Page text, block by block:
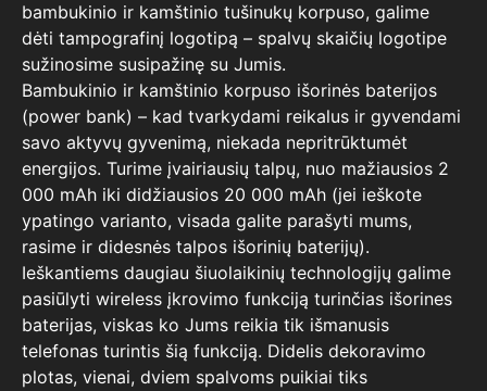
bambukinio ir kamštinio tušinukų korpuso, galime
dėti tampografinį logotipą – spalvų skaičių logotipe
sužinosime susipažinę su Jumis.
Bambukinio ir kamštinio korpuso išorinės baterijos
(power bank) – kad tvarkydami reikalus ir gyvendami
savo aktyvų gyvenimą, niekada nepritrūktumėt
energijos. Turime įvairiausių talpų, nuo mažiausios 2
000 mAh iki didžiausios 20 000 mAh (jei ieškote
ypatingo varianto, visada galite parašyti mums,
rasime ir didesnės talpos išorinių baterijų).
Ieškantiems daugiau šiuolaikinių technologijų galime
pasiūlyti wireless įkrovimo funkciją turinčias išorines
baterijas, viskas ko Jums reikia tik išmanusis
telefonas turintis šią funkciją. Didelis dekoravimo
plotas, vienai, dviem spalvoms puikiai tiks